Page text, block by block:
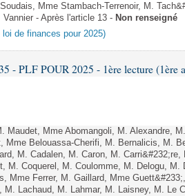
Mme Stambach-Terrenoir, M.
Vannier - Après l'article 13 - Non renseigné
de finances pour 2025)
- PLF POUR 2025 - 1ère lecture (1ère
Maudet, Mme Abomangoli, M. Alexandre,
Mme Belouassa-Cherifi, M. Bernalicis, M.
M. Cadalen, M. Caron, M.
M. Coquerel, M. Coulomme, M. Delogu, M.
Mme Ferrer, M. Gaillard, Mme
M. Lachaud, M. Lahmar, M. Laisney, M. Le